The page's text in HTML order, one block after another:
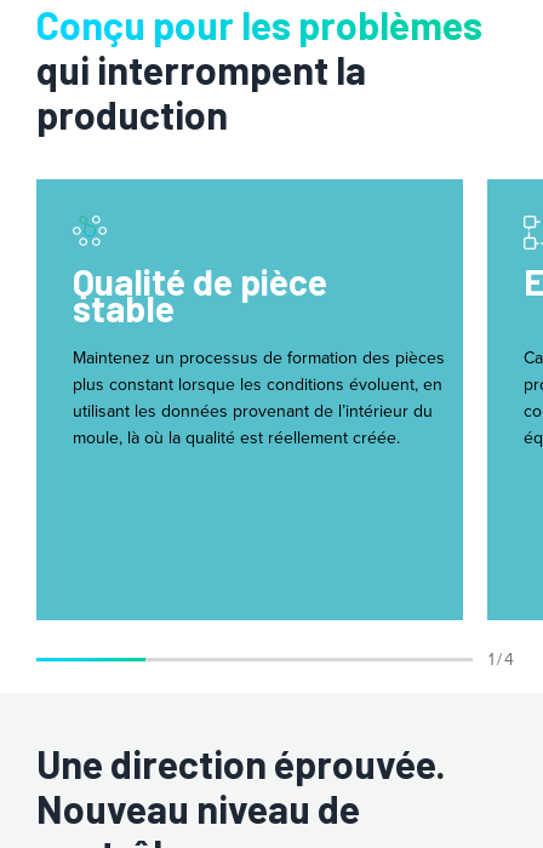
Conçu pour les problèmes
qui interrompent la
production
Qualité de pièce
stable
Maintenez un processus de formation des pièces
plus constant lorsque les conditions évoluent, en
utilisant les données provenant de l’intérieur du
moule, là où la qualité est réellement créée.
1 / 4
Une direction éprouvée.
Nouveau niveau de